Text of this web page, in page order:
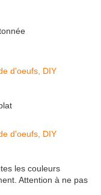
les couleurs
Attention à ne pas